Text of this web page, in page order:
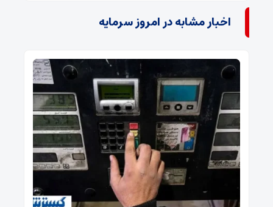
اخبار مشابه در امروز سرمایه